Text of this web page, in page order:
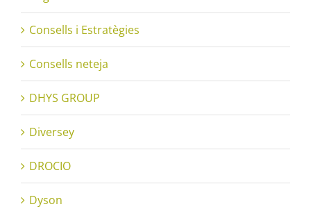
Consells i Estratègies
Consells neteja
DHYS GROUP
Diversey
DROCIO
Dyson